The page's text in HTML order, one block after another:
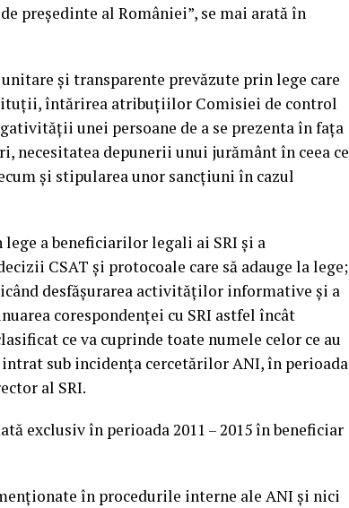
preşedinte al României”, se mai arată în
şi transparente prevăzute prin lege care
întărirea atribuţiilor Comisiei de control
unei persoane de a se prezenta în faţa
necesitatea depunerii unui jurământ în ceea ce
şi stipularea unor sancţiuni în cazul
a beneficiarilor legali ai SRI şi a
CSAT şi protocoale care să adauge la lege;
desfăşurarea activităţilor informative şi a
corespondenţei cu SRI astfel încât
ce va cuprinde toate numele celor ce au
sub incidenţa cercetărilor ANI, în perioada
al SRI.
exclusiv în perioada 2011 – 2015 în beneficiar
în procedurile interne ale ANI şi nici